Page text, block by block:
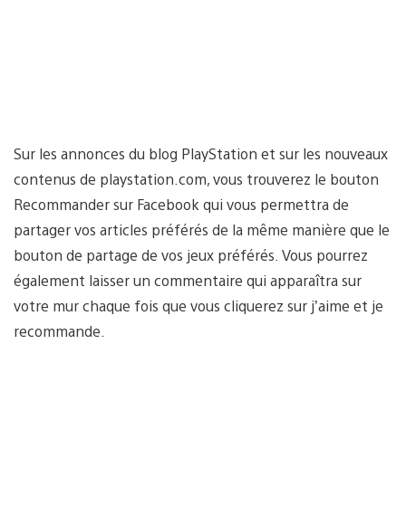
Sur les annonces du blog PlayStation et sur les nouveaux
contenus de playstation.com, vous trouverez le bouton
Recommander sur Facebook qui vous permettra de
partager vos articles préférés de la même manière que le
bouton de partage de vos jeux préférés. Vous pourrez
également laisser un commentaire qui apparaîtra sur
votre mur chaque fois que vous cliquerez sur j’aime et je
recommande.